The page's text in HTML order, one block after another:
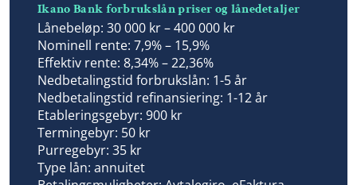
Ikano Bank forbrukslån priser og lånedetaljer
Lånebeløp: 30 000 kr – 400 000 kr
Nominell rente: 7,9% – 15,9%
Effektiv rente: 8,34% – 22,36%
Nedbetalingstid forbrukslån: 1-5 år
Nedbetalingstid refinansiering: 1-12 år
Etableringsgebyr: 900 kr
Termingebyr: 50 kr
Purregebyr: 35 kr
Type lån: annuitet